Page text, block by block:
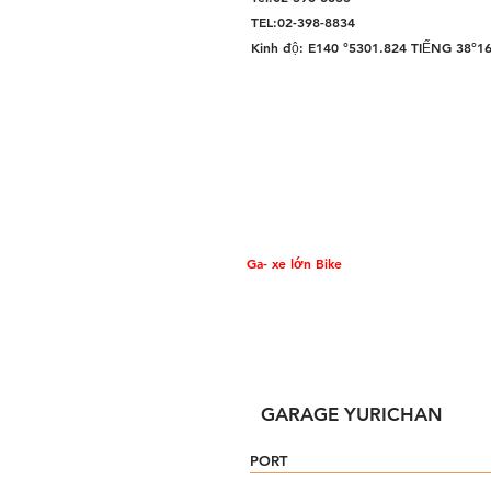
TEL:02-398-8834
Kinh độ: E140 °5301.824 TIẾNG
Ga- xe lớn Bike
GARAGE YURICHAN
PORT